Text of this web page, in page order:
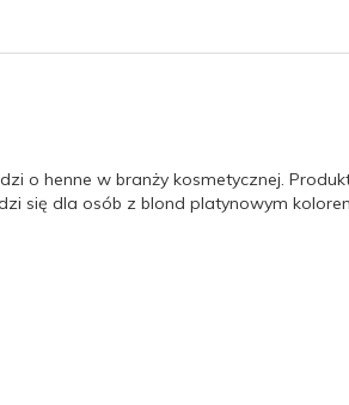
o henne w branży kosmetycznej.
się dla osób z blond platynowym